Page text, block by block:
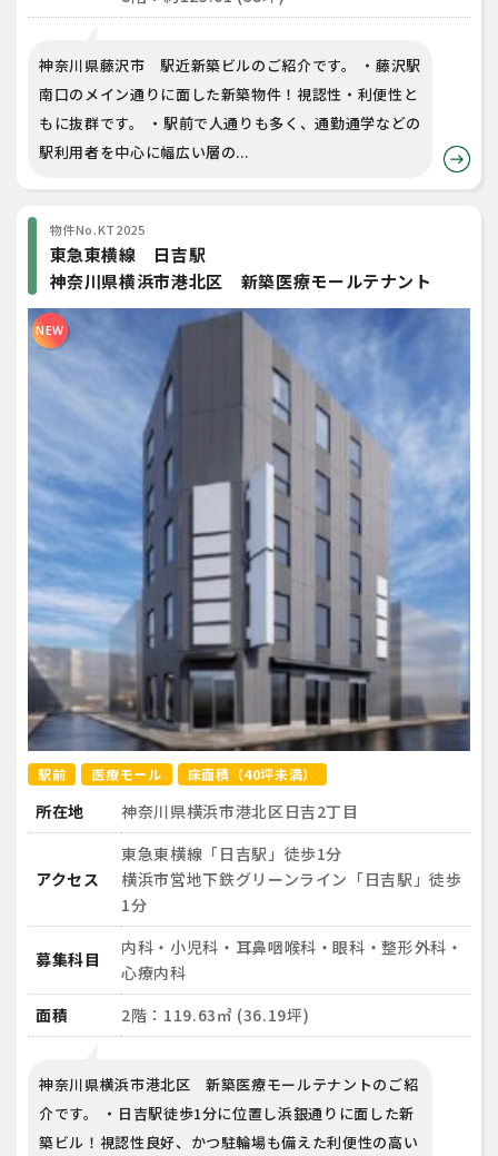
神奈川県藤沢市 駅近新築ビルのご紹介です。 ・藤沢駅
南口のメイン通りに面した新築物件！視認性・利便性と
もに抜群です。 ・駅前で人通りも多く、通勤通学などの
駅利用者を中心に幅広い層の...
物件No.KT2025
東急東横線 日吉駅
神奈川県横浜市港北区 新築医療モールテナント
NEW
駅前 医療モール 床面積（40坪未満）
所在地 神奈川県横浜市港北区日吉2丁目
アクセス
東急東横線「日吉駅」徒歩1分
横浜市営地下鉄グリーンライン「日吉駅」徒歩
1分
募集科目
内科・小児科・耳鼻咽喉科・眼科・整形外科・
心療内科
面積
2階：119.63㎡ (36.19坪)
神奈川県横浜市港北区 新築医療モールテナントのご紹
介です。 ・日吉駅徒歩1分に位置し浜銀通りに面した新
築ビル！視認性良好、かつ駐輪場も備えた利便性の高い